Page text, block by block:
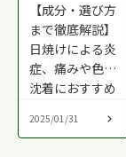
【成分・選び方
まで徹底解説】
日焼けによる炎
症、痛みや色素
沈着におすすめ
2025/01/31